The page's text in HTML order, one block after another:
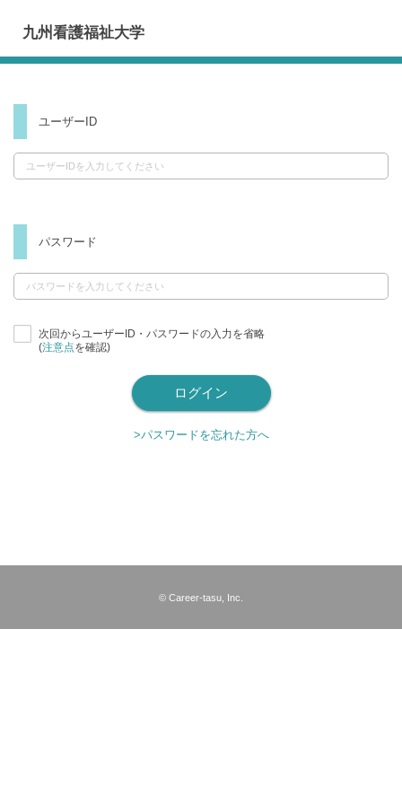
九州看護福祉大学
ユーザーID
パスワード
次回からユーザーID・パスワードの入力を省略
(注意点を確認)
>パスワードを忘れた方へ
© Career-tasu, Inc.